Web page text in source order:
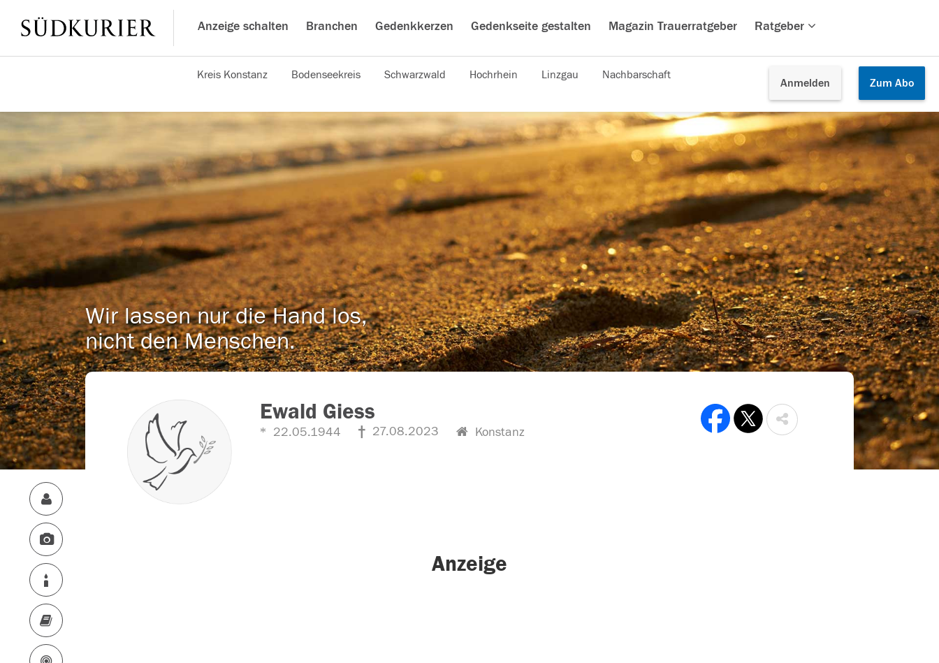
Anzeige schalten Branchen Gedenkkerzen Gedenkseite gestalten Magazin Trauerratgeber Ratgeber
Anmelden Zum Abo
Kreis Konstanz Bodenseekreis Schwarzwald Hochrhein Linzgau Nachbarschaft
Wir lassen nur die Hand los,
nicht den Menschen.
Ewald Giess
22.05.1944 27.08.2023 Konstanz
Anzeige